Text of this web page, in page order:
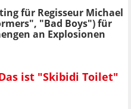
für Regisseur Michael
"Bad Boys") für
an Explosionen
ist "Skibidi Toilet"